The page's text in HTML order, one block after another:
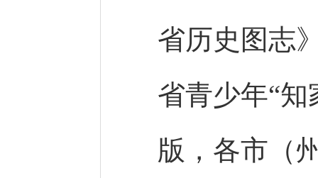
省历史图志
省青少年“
版，各市（